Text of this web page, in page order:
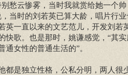
愁云惨雾，当时我就赏给她一个帅
当时的刘若英已算大龄，唱片行业
英一直以来的文艺范儿，开发刘若
快歌。也是那时，姚谦感觉，“其实
通女性的普通生活的”。
都是独立性格，公私分明，两人很